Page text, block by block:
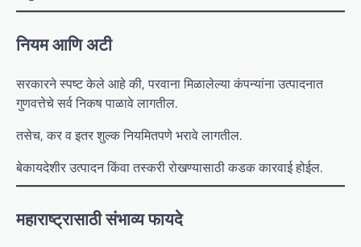
नियम आणि अटी
सरकारने स्पष्ट केले आहे की, परवाना मिळालेल्या कंपन्यांना उत्पादनात
गुणवत्तेचे सर्व निकष पाळावे लागतील.
तसेच, कर व इतर शुल्क नियमितपणे भरावे लागतील.
बेकायदेशीर उत्पादन किंवा तस्करी रोखण्यासाठी कडक कारवाई होईल.
महाराष्ट्रासाठी संभाव्य फायदे